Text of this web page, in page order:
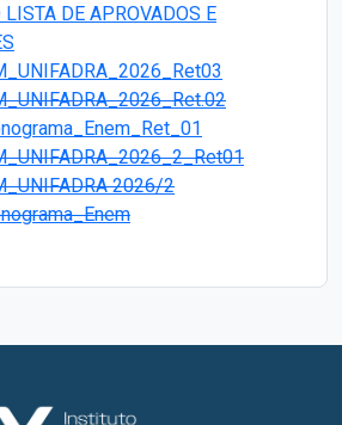
LISTA DE APROVADOS E
2026/2